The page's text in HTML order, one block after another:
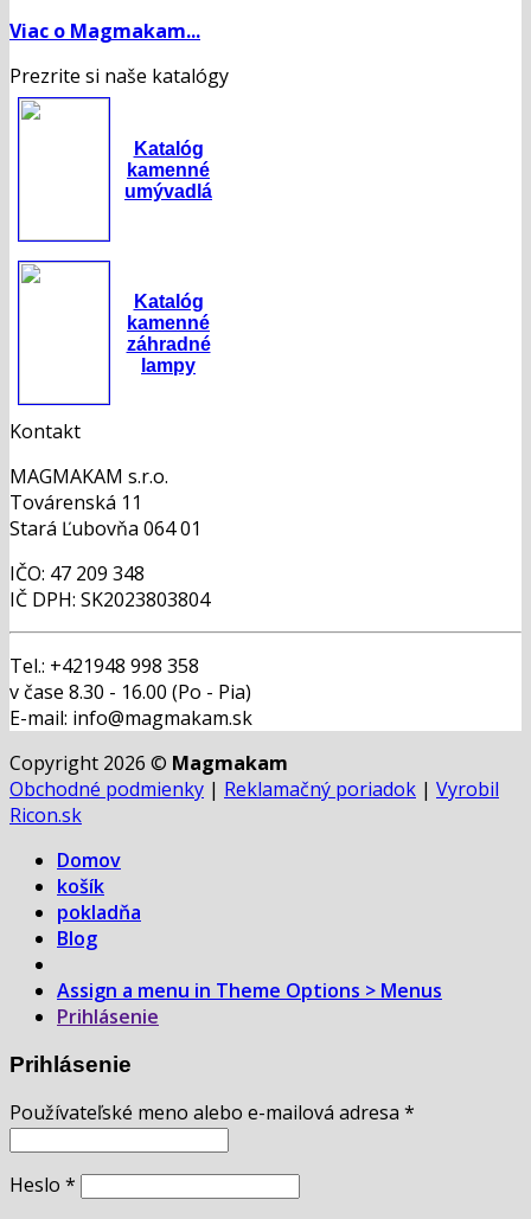
Viac o Magmakam...
Prezrite si naše katalógy
Katalóg
kamenné
umývadlá
Katalóg
kamenné
záhradné
lampy
Kontakt
MAGMAKAM s.r.o.
Továrenská 11
Stará Ľubovňa 064 01
IČO: 47 209 348
IČ DPH: SK2023803804
Tel.: +421948 998 358
v čase 8.30 - 16.00 (Po - Pia)
E-mail: info@magmakam.sk
Copyright 2026 © Magmakam
Obchodné podmienky | Reklamačný poriadok | Vyrobil
Ricon.sk
Domov
košík
pokladňa
Blog
Assign a menu in Theme Options > Menus
Prihlásenie
Prihlásenie
Používateľské meno alebo e-mailová adresa *
Heslo *